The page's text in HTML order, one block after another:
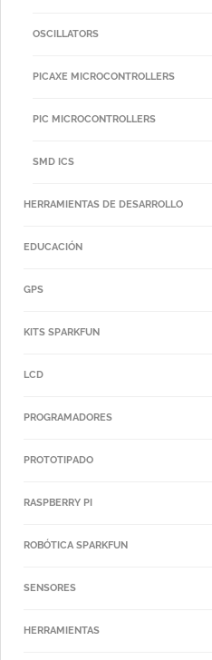
OSCILLATORS
PICAXE MICROCONTROLLERS
PIC MICROCONTROLLERS
SMD ICS
HERRAMIENTAS DE DESARROLLO
EDUCACIÓN
GPS
KITS SPARKFUN
LCD
PROGRAMADORES
PROTOTIPADO
RASPBERRY PI
ROBÓTICA SPARKFUN
SENSORES
HERRAMIENTAS